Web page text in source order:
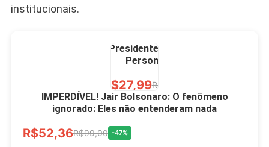
institucionais.
Presidente Porcelana
Personalizada
R$27,99R$49,00
IMPERDÍVEL! Jair Bolsonaro: O fenômeno
ignorado: Eles não entenderam nada
R$52,36R$99,00 -47%